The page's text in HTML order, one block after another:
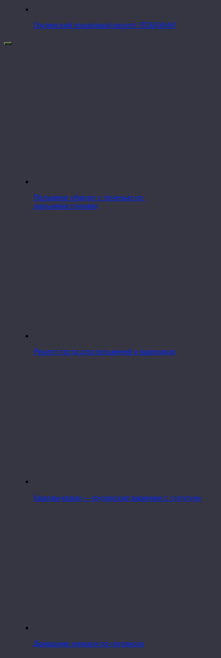
Грузинский пошаговый рецепт ЛОБИАНИ
Пельмени «Амур» с печенью по-
дальневосточному
Рецепт теста для пельменей и вареников
Квалам-квари — грузинские вареники с сулугуни
Домашние хинкали по-грузински